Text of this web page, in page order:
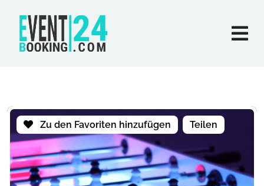
Zu den Favoriten hinzufügen Teilen